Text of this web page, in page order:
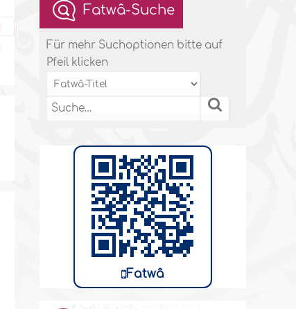
Fatwâ-Suche
Für mehr Suchoptionen bitte auf
Pfeil klicken
Fatwâ